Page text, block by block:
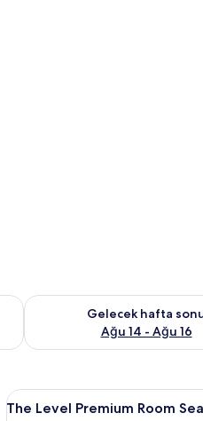
Ağu 7 - Ağu 9
Gelecek hafta
Ağu 14 - Ağu 16
Önümüzdeki hafta sonu
The13
The Level Premium Room